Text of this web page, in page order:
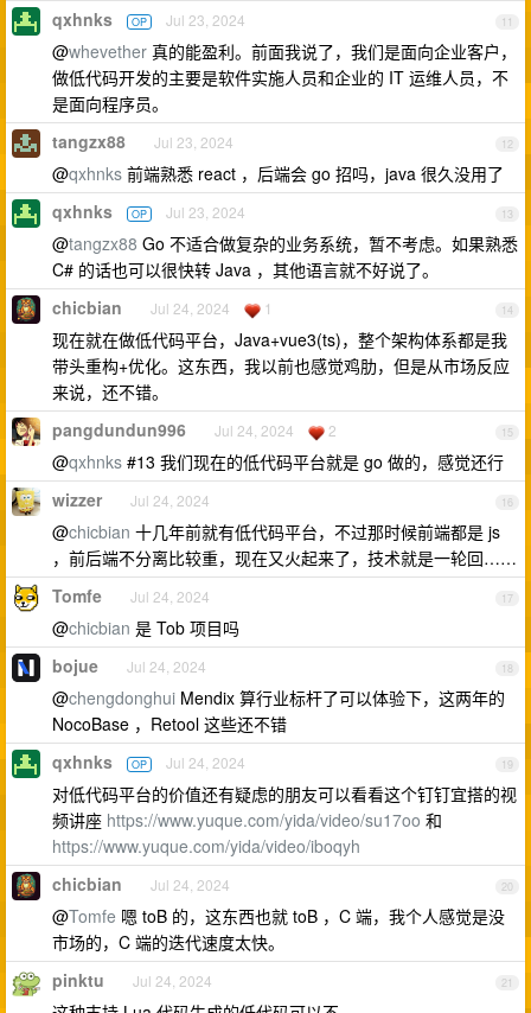
11
qxhnks OP Jul 23, 2024
@whevether 真的能盈利。前面我说了，我们是面向企业客户，
做低代码开发的主要是软件实施人员和企业的 IT 运维人员，不
是面向程序员。
12
tangzx88 Jul 23, 2024
@qxhnks 前端熟悉 react ，后端会 go 招吗，java 很久没用了
13
qxhnks OP Jul 23, 2024
@tangzx88 Go 不适合做复杂的业务系统，暂不考虑。如果熟悉
C# 的话也可以很快转 Java ，其他语言就不好说了。
14
chicbian Jul 24, 2024 1
现在就在做低代码平台，Java+vue3(ts)，整个架构体系都是我
带头重构+优化。这东西，我以前也感觉鸡肋，但是从市场反应
来说，还不错。
15
pangdundun996 Jul 24, 2024 2
@qxhnks #13 我们现在的低代码平台就是 go 做的，感觉还行
16
wizzer Jul 24, 2024
@chicbian 十几年前就有低代码平台，不过那时候前端都是 js
，前后端不分离比较重，现在又火起来了，技术就是一轮回……
17
Tomfe Jul 24, 2024
@chicbian 是 Tob 项目吗
18
bojue Jul 24, 2024
@chengdonghui Mendix 算行业标杆了可以体验下，这两年的
NocoBase ，Retool 这些还不错
19
qxhnks OP Jul 24, 2024
对低代码平台的价值还有疑虑的朋友可以看看这个钉钉宜搭的视
频讲座 https://www.yuque.com/yida/video/su17oo 和
https://www.yuque.com/yida/video/iboqyh
20
chicbian Jul 24, 2024
@Tomfe 嗯 toB 的，这东西也就 toB ，C 端，我个人感觉是没
市场的，C 端的迭代速度太快。
21
pinktu Jul 24, 2024